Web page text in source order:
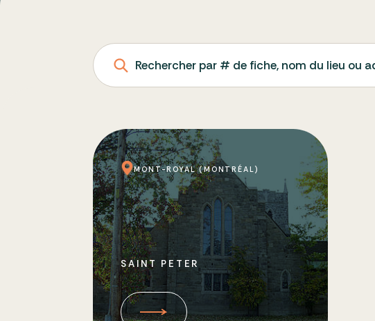
Rechercher par # de fiche, nom du lieu ou
MONT-ROYAL (MONTRÉAL)
SAINT PETER